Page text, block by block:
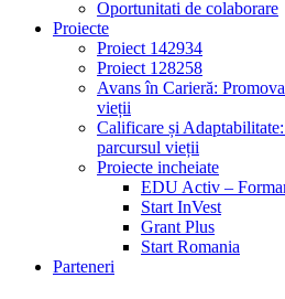
Oportunitati de colaborare
Proiecte
Proiect 142934
Proiect 128258
Avans în Carieră:
vieții
Calificare și
parcursul vieții
Proiecte incheiate
EDU Activ –
Start InVest
Grant Plus
Start Romania
Parteneri